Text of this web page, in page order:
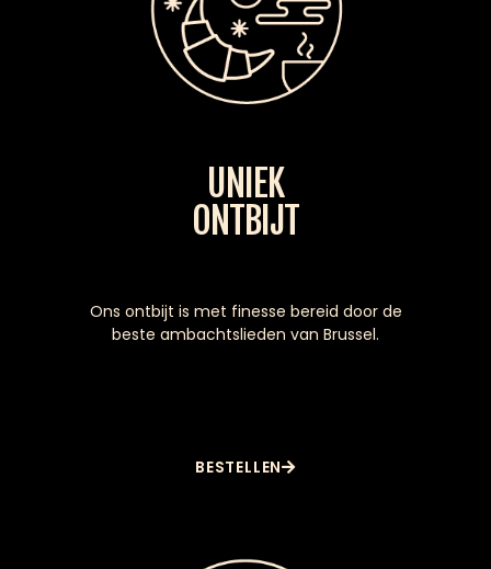
UNIEK
ONTBIJT
Ons ontbijt is met finesse bereid door de
beste ambachtslieden van Brussel.
BESTELLEN